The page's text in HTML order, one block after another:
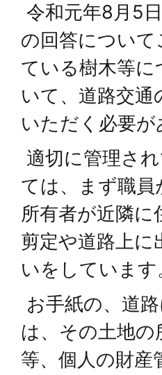
令和元年8月5
の回答につい
ている樹木等
いて、道路交
いただく必要が
適切に管理さ
ては、まず職
所有者が近隣
剪定や道路上
いをしています
お手紙の、道
は、その土地
等、個人の財